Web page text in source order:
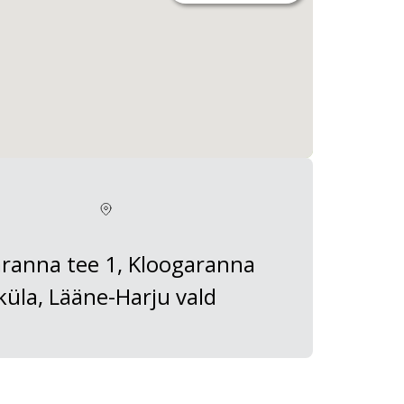
tee 1, Kloogaranna
Lääne-Harju vald